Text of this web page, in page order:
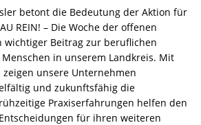
betont die Bedeutung der Aktion für
REIN! – Die Woche der offenen
wichtiger Beitrag zur beruflichen
in unserem Landkreis. Mit
unsere Unternehmen
und zukunftsfähig die
Praxiserfahrungen helfen den
für ihren weiteren